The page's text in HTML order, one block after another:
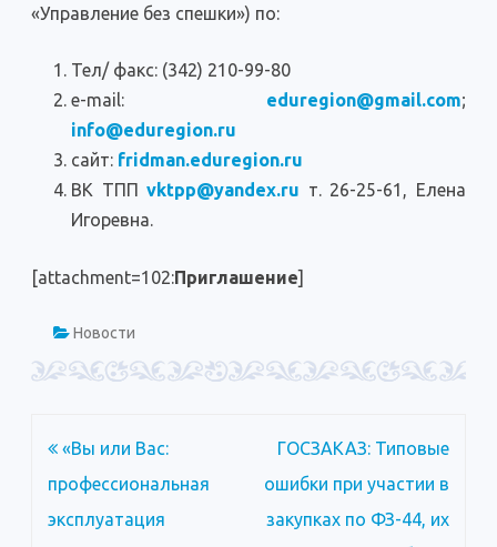
«Управление без спешки») по:
Тел/ факс: (342) 210-99-80
e-mail: eduregion@gmail.com;
info@eduregion.ru
сайт: fridman.eduregion.ru
ВК ТППvktpp@yandex.ru т. 26-25-61, Елена
Игоревна.
[attachment=102:Приглашение]
Новости
Навигация
по
записям
«Вы или Вас:
профессиональная
эксплуатация
ГОСЗАКАЗ: Типовые
ошибки при участии в
закупках по ФЗ-44, их